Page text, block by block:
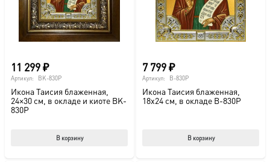
11 299₽
Артикул: BK-830P
Икона Таисия блаженная,
24×30 см, в окладе и киоте BK-
830P
В корзину
7 799₽
Артикул: B-830P
Икона Таисия блаженная,
18х24 см, в окладе B-830P
В корзину